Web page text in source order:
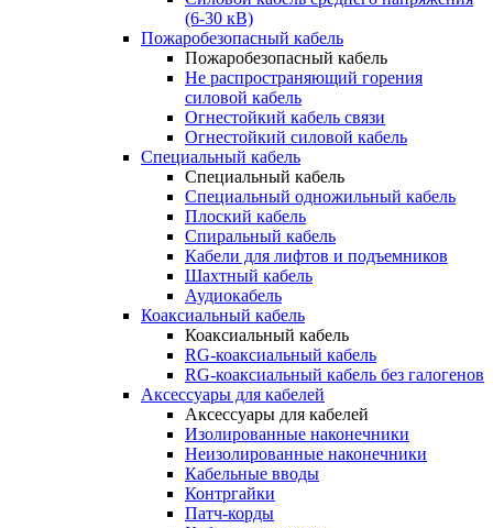
(6-30 кВ)
Пожаробезопасный кабель
Пожаробезопасный кабель
Не распространяющий горения
силовой кабель
Огнестойкий кабель связи
Огнестойкий силовой кабель
Специальный кабель
Специальный кабель
Специальный одножильный кабель
Плоский кабель
Спиральный кабель
Кабели для лифтов и подъемников
Шахтный кабель
Аудиокабель
Коаксиальный кабель
Коаксиальный кабель
RG-коаксиальный кабель
RG-коаксиальный кабель без галогенов
Аксессуары для кабелей
Аксессуары для кабелей
Изолированные наконечники
Неизолированные наконечники
Кабельные вводы
Контргайки
Патч-корды